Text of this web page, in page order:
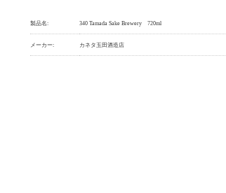
製品名: 340 Tamada Sake Brewery 720ml
メーカー: カネタ玉田酒造店